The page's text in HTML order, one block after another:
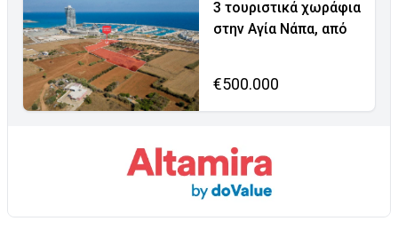
3 τουριστικά χωράφια
στην Αγία Νάπα, από
€500.000